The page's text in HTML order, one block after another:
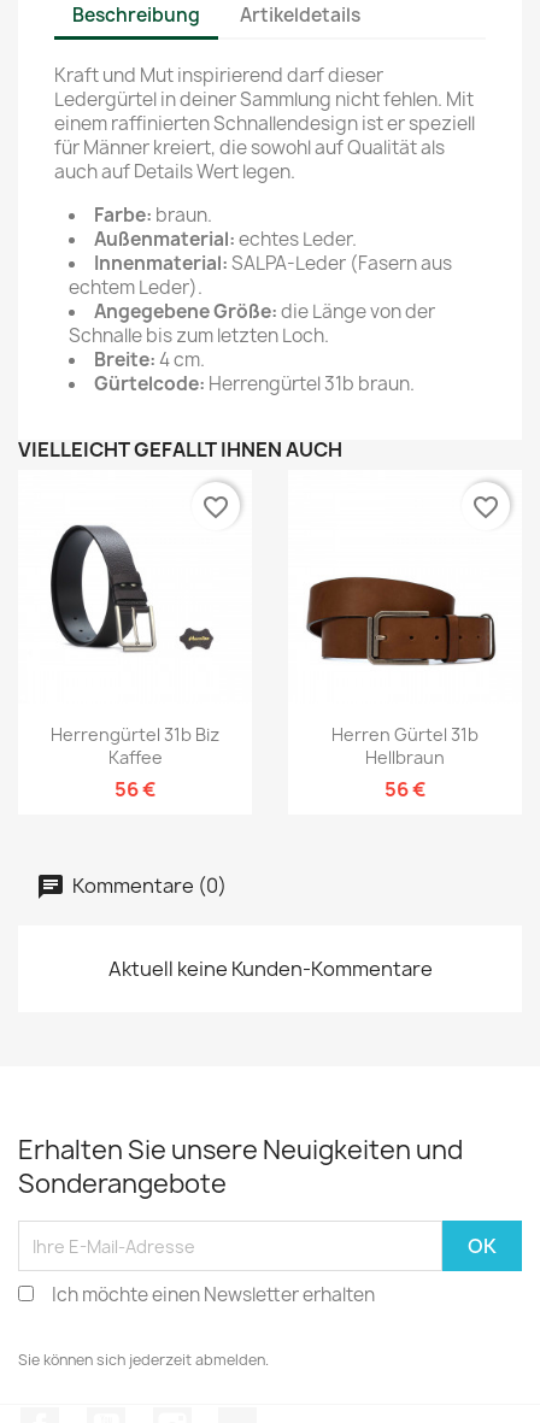
Beschreibung Artikeldetails
Kraft und Mut inspirierend darf dieser
Ledergürtel in deiner Sammlung nicht fehlen. Mit
einem raffinierten Schnallendesign ist er speziell
für Männer kreiert, die sowohl auf Qualität als
auch auf Details Wert legen.
Farbe: braun.
Außenmaterial:echtes Leder.
Innenmaterial:SALPA-Leder (Fasern aus
echtem Leder).
Angegebene Größe:die Länge von der
Schnalle bis zum letzten Loch.
Breite:4 cm.
Gürtelcode: Herrengürtel 31b braun.
VIELLEICHT GEFÄLLT IHNEN AUCH
Herrengürtel 31b Biz
Kaffee
56 €
favorite_border
Herren Gürtel 31b
Hellbraun
56 €
favorite_border
Kommentare (0)
Aktuell keine Kunden-Kommentare
Erhalten Sie unsere Neuigkeiten und
Sonderangebote
Ich möchte einen Newsletter erhalten
Sie können sich jederzeit abmelden.